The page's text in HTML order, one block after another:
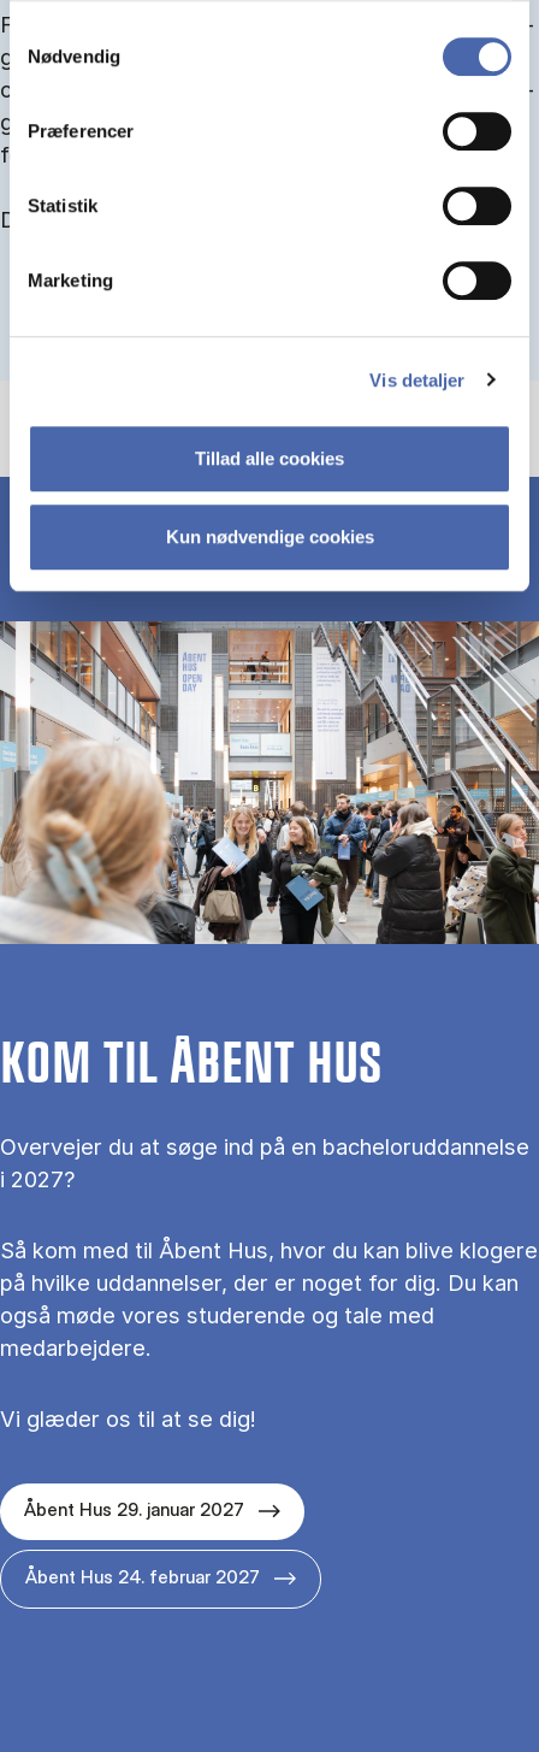
markedsføring. Du bestemmer selv - og kan altid trække
Samtykkevalg
Nødvendig
Præferencer
Statistik
Marketing
Vis detaljer
Tillad alle cookies
Kun nødvendige cookies
Fra september kan du del­tage i in­fo­mø­der om op­ta­
gel­se, hvor vi gu­i­der dig igen­nem an­søg­nings­pro­
ces­sen, og for­tæl­ler om kvo­te 1 og 2, sprog- og ad­
gangs­krav, og hvordan du forbedrer dine chancer
for at blive optaget.
Du kan finde alle events her i slutningen af august.
KOM TIL ÅBENT HUS
Overvejer du at søge ind på en bacheloruddannelse
i 2027?
Så kom med til Åbent Hus, hvor du kan blive klogere
på hvilke uddannelser, der er noget for dig. Du kan
også møde vores studerende og tale med
medarbejdere.
Vi glæder os til at se dig!
Åbent Hus 29. januar 2027
Åbent Hus 24. februar 2027